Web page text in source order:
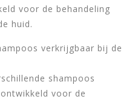
voor de behandeling
huid.
verkrijgbaar bij de
shampoos
voor de